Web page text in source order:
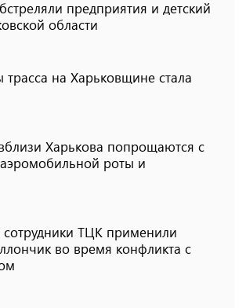
предприятия и детский
области
на Харьковщине стала
Харькова попрощаются с
роты и
сотрудники ТЦК применили
во время конфликта с